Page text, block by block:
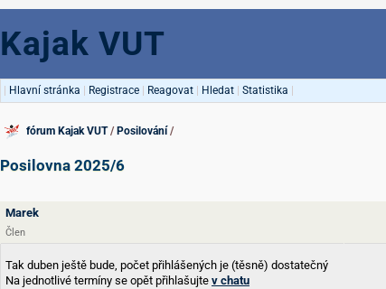
Kajak VUT
Hlavní stránka Registrace Reagovat Hledat Statistika
fórum Kajak VUT/ Posilování /
Posilovna 2025/6
Marek
Člen
Tak duben ještě bude, počet přihlášených je (těsně) dostatečný
Na jednotlivé termíny se opět přihlašujte v chatu